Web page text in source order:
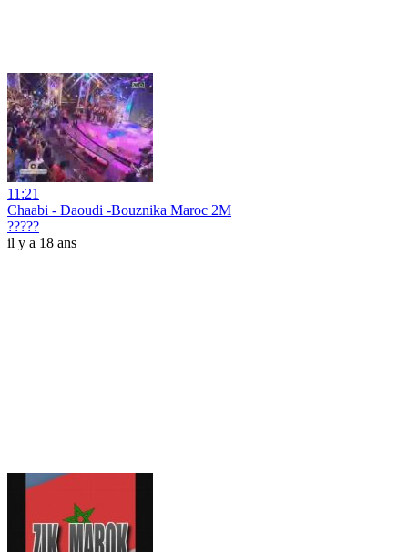
11:21
Chaabi - Daoudi -Bouznika Maroc 2M
?????
il y a 18 ans